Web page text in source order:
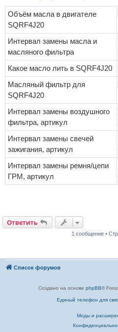
Объём масла в двигателе
SQRF4J20
Интервал замены масла и
масляного фильтра
Какое масло лить в SQRF4J20
Масляный фильтр для
SQRF4J20
Интервал замены воздушного
фильтра, артикул
Интервал замены свечей
зажигания, артикул
Интервал замены ремня/цепи
ГРМ, артикул
Ответить
1 сообщение •
Список форумов
Создано на основе phpBB®
Единый телефон для
Моды и